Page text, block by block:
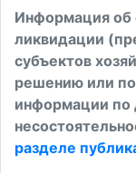
Информация об
ликвидации
субъектов
решению или
информации по
разделе